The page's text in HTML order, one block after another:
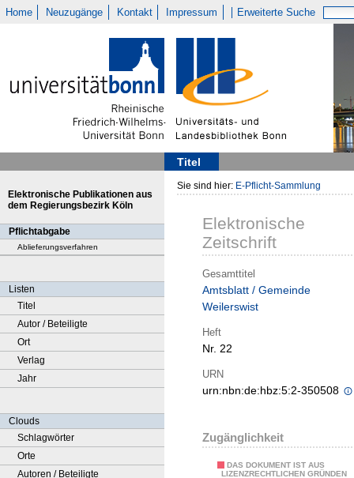
Home Neuzugänge Kontakt Impressum Erweiterte Suche
Titel
Elektronische Publikationen aus
dem Regierungsbezirk Köln
Pflichtabgabe
Ablieferungsverfahren
Listen
Titel
Autor / Beteiligte
Ort
Verlag
Jahr
Clouds
Schlagwörter
Orte
Autoren / Beteiligte
Sie sind hier: E-Pflicht-Sammlung
Elektronische
Zeitschrift
Gesamttitel
Amtsblatt / Gemeinde
Weilerswist
Heft
Nr. 22
URN
urn:nbn:de:hbz:5:2-350508
Zugänglichkeit
DAS DOKUMENT IST AUS
LIZENZRECHTLICHEN GRÜNDEN